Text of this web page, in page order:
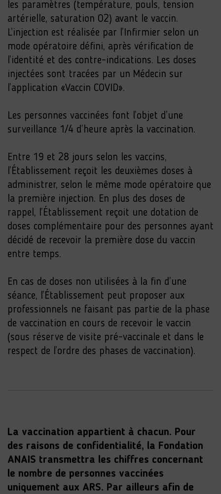
les paramètres (température, pouls, tension
artérielle, saturation O2) avant le vaccin.
L’injection est réalisée par l’Infirmier selon un
mode opératoire défini, après vérification de
l’identité et des contre-indications. Les doses
injectées sont tracées par un Médecin sur
l’application «Vaccin COVID».
Les personnes vaccinées font l’objet d’une
surveillance 1/4 d’heure après la vaccination.
Entre 19 et 28 jours selon les vaccins,
l’Établissement reçoit les deuxièmes doses à
administrer, selon le même mode opératoire que
la première injection. En plus des doses de
rappel, l’Établissement reçoit une dotation de
doses complémentaire pour des personnes ayant
décidé de recevoir la première dose du vaccin
entre temps.
En cas de doses non utilisées à la fin d’une
séance, l’Établissement peut proposer aux
professionnels ne faisant pas partie de la phase
de vaccination en cours de recevoir le vaccin
(sous réserve de visite pré-vaccinale et dans le
respect de l’ordre des phases de vaccination).
La vaccination appartient à chacun. Pour
des raisons de confidentialité, la Fondation
ANAIS transmettra les chiffres concernant
le nombre de personnes vaccinées
uniquement aux ARS. Par ailleurs afin de